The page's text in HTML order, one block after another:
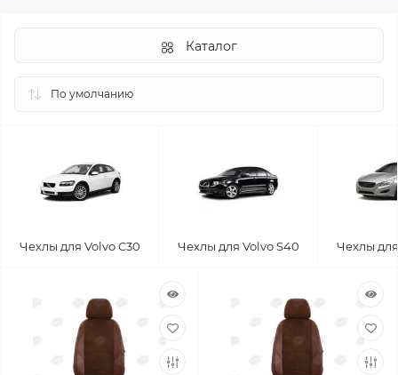
Каталог
Чехлы для Volvo C30 Чехлы для Volvo S40 Чехлы